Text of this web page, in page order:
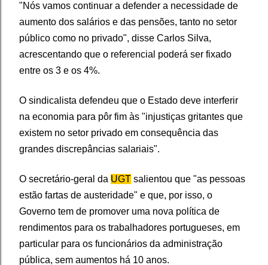
"Nós vamos continuar a defender a necessidade de
aumento dos salários e das pensões, tanto no setor
público como no privado", disse Carlos Silva,
acrescentando que o referencial poderá ser fixado
entre os 3 e os 4%.
O sindicalista defendeu que o Estado deve interferir
na economia para pôr fim às "injustiças gritantes que
existem no setor privado em consequência das
grandes discrepâncias salariais".
O secretário-geral da UGT salientou que "as pessoas
estão fartas de austeridade" e que, por isso, o
Governo tem de promover uma nova política de
rendimentos para os trabalhadores portugueses, em
particular para os funcionários da administração
pública, sem aumentos há 10 anos.